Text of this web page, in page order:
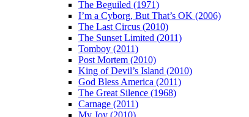
The Beguiled (1971)
I’m a Cyborg, But That’s OK (2006)
The Last Circus (2010)
The Sunset Limited (2011)
Tomboy (2011)
Post Mortem (2010)
King of Devil’s Island (2010)
God Bless America (2011)
The Great Silence (1968)
Carnage (2011)
My Joy (2010)